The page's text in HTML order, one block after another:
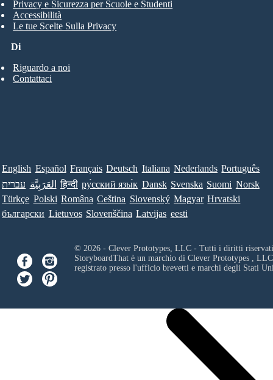
Di
Riguardo a noi
Contattaci
Privacy e Sicurezza per Scuole e Studenti
Accessibilità
Le tue Scelte Sulla Privacy
English Español Français Deutsch Italiana Nederlands Português
עברית العَرَبِيَّة हिन्दी ру́сский язы́к Dansk Svenska Suomi Norsk
Türkçe Polski Româna Ceština Slovenský Magyar Hrvatski
български Lietuvos Slovenščina Latvijas eesti
© 2026 - Clever Prototypes, LLC - Tutti i diritti
StoryboardThat è un marchio di Clever Prototypes , LLC
registrato presso l'ufficio brevetti e marchi degli Stati